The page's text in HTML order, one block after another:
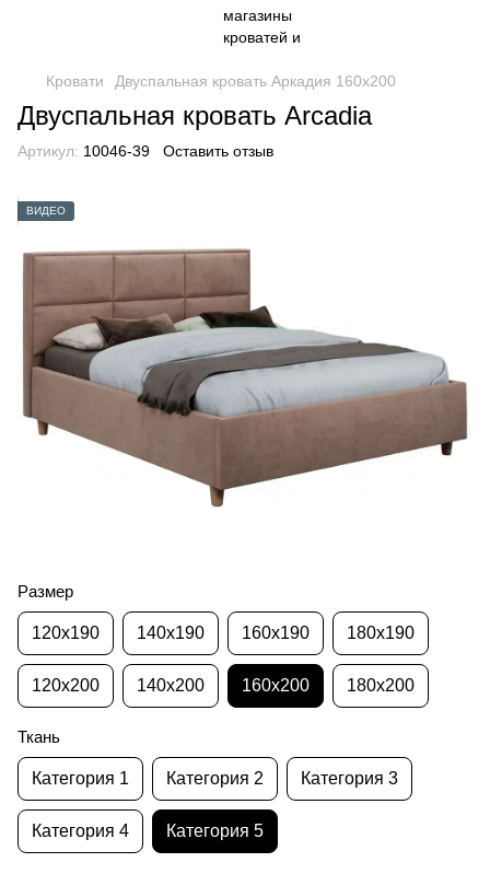
Кровати Двуспальная кровать Аркадия 160x200
Двуспальная кровать Arcadia
Артикул: 10046-39 Оставить отзыв
ВИДЕО
Размер
120x190 140x190 160x190 180x190
120x200 140x200 160x200 180x200
Ткань
Категория 1 Категория 2 Категория 3
Категория 4 Категория 5